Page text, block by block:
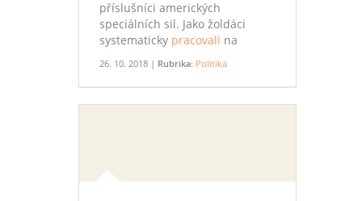
příslušníci amerických
speciálních sil. Jako žoldáci
systematicky pracovali na
odstranění nepřátel a
politických odpůrců. Dostávali
měsíční žold 34 milionů korun a
bonus za každou vraždu.
26. 10. 2018 | Rubrika: Politika